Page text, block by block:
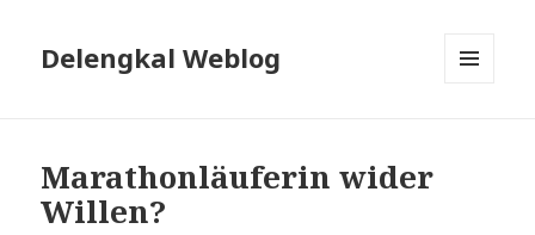
Delengkal Weblog
Marathonläuferin wider
Willen?